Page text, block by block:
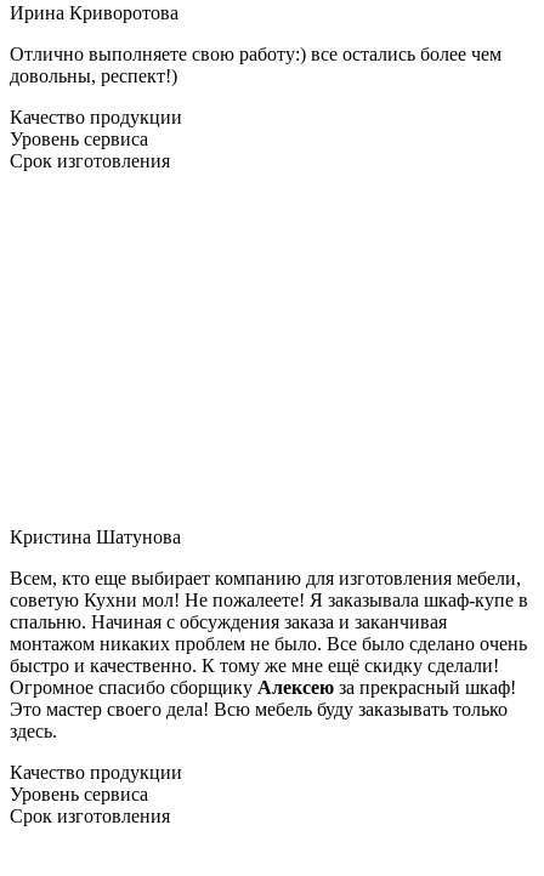
Ирина Криворотова
Отлично выполняете свою работу:) все остались более чем
довольны, респект!)
Качество продукции
Уровень сервиса
Срок изготовления
Кристина Шатунова
Всем, кто еще выбирает компанию для изготовления мебели,
советую Кухни мол! Не пожалеете! Я заказывала шкаф-купе в
спальню. Начиная с обсуждения заказа и заканчивая
монтажом никаких проблем не было. Все было сделано очень
быстро и качественно. К тому же мне ещё скидку сделали!
Огромное спасибо сборщику Алексею за прекрасный шкаф!
Это мастер своего дела! Всю мебель буду заказывать только
здесь.
Качество продукции
Уровень сервиса
Срок изготовления